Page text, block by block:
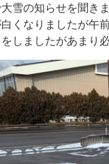
雪の知らせを聞き
くなりましたが午
しましたがあまり